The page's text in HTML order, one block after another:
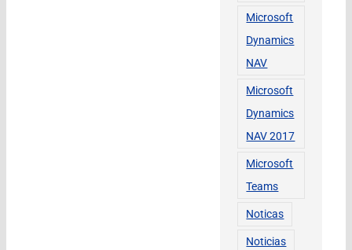
Microsoft
Dynamics
NAV
Microsoft
Dynamics
NAV 2017
Microsoft
Teams
Noticas
Noticias